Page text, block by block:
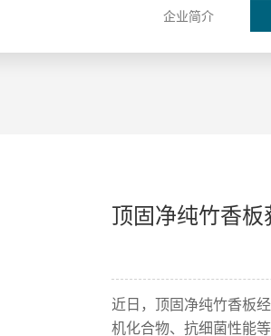
企业简介
顶固净纯竹香
近日，顶固净纯竹香板
机化合物、抗细菌性能